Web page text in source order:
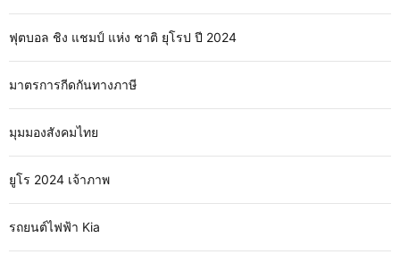
ฟุตบอล ชิง แชมป์ แห่ง ชาติ ยุโรป ปี 2024
มาตรการกีดกันทางภาษี
มุมมองสังคมไทย
ยูโร 2024 เจ้าภาพ
รถยนต์ไฟฟ้า Kia